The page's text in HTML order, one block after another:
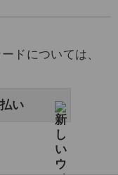
ドについては、
い